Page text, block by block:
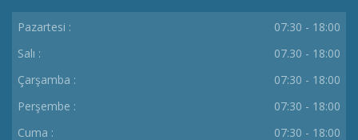
Pazartesi :
07:30 - 18:00
Salı :
07.30 - 18:00
Çarşamba :
07:30 - 18:00
Perşembe :
07:30 - 18:00
Cuma :
07:30 - 18:00